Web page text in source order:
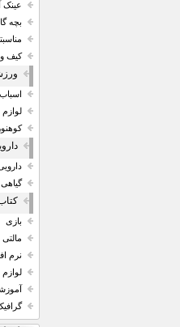
عینک
بچه
کیف
گیاهی
بازی
مالتی
نرم
لوازم